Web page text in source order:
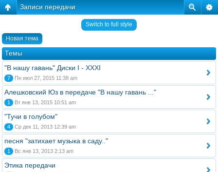
Записи передачи
Switch to full style
Новая тема
Темы
"В нашу гавань" Диски I - XXXI
7 Пн июл 27, 2015 11:38 am
Алешковский Юз в передаче "В нашу гавань ..."
1 Вт янв 13, 2015 10:51 am
"Тучи в голубом"
4 Ср дек 11, 2013 12:39 am
песня "затихает музыка в саду.."
1 Вс янв 13, 2013 2:13 am
Этика передачи